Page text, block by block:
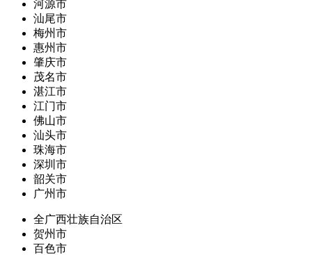
河源市
汕尾市
梅州市
惠州市
肇庆市
茂名市
湛江市
江门市
佛山市
汕头市
珠海市
深圳市
韶关市
广州市
全广西壮族自治区
贺州市
百色市